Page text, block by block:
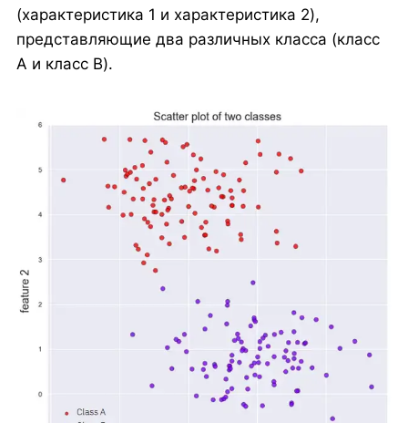
(характеристика 1 и характеристика 2),
представляющие два различных класса (класс
A и класс B).